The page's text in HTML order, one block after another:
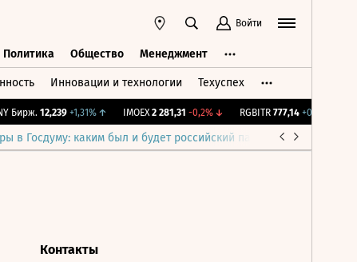
Войти
Политика Общество Менеджмент
Инновации и технологии Техуспех
Бирж. 12,239 +1,31%↑ IMOEX 2 281,31 -0,2%↓ RGBITR 777,14 +0,2%
в Госдуму: каким был и будет российский парламент
Контакты